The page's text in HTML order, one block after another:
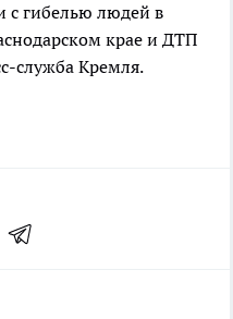
с гибелью людей в
крае и ДТП
служба Кремля.